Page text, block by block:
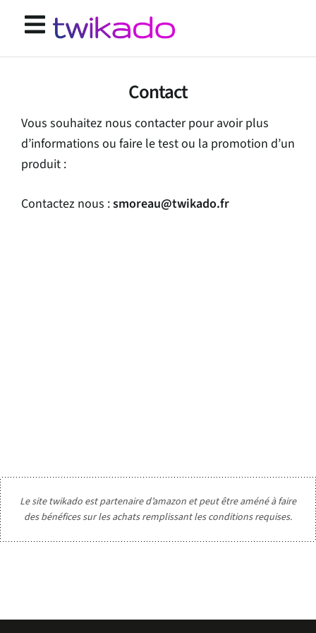
Contact
Vous souhaitez nous contacter pour avoir plus
d’informations ou faire le test ou la promotion d’un
produit :
Contactez nous :smoreau@twikado.fr
Le site twikado est partenaire d’amazon et peut être améné à faire
des bénéfices sur les achats remplissant les conditions requises.